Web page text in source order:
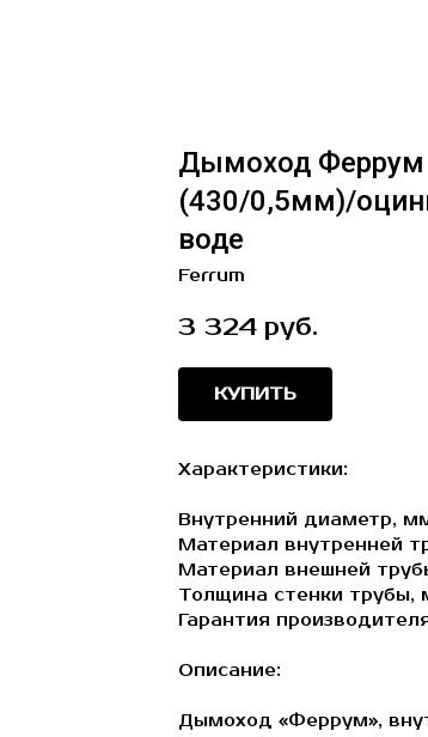
Дымоход
(430/0,5мм)/
воде
Ferrum
3 324 руб.
КУПИТЬ
Характеристики:
Внутренний диаметр,
Материал внутренней
Материал внешней
Толщина стенки трубы,
Гарантия
Описание:
Дымоход «Феррум»,